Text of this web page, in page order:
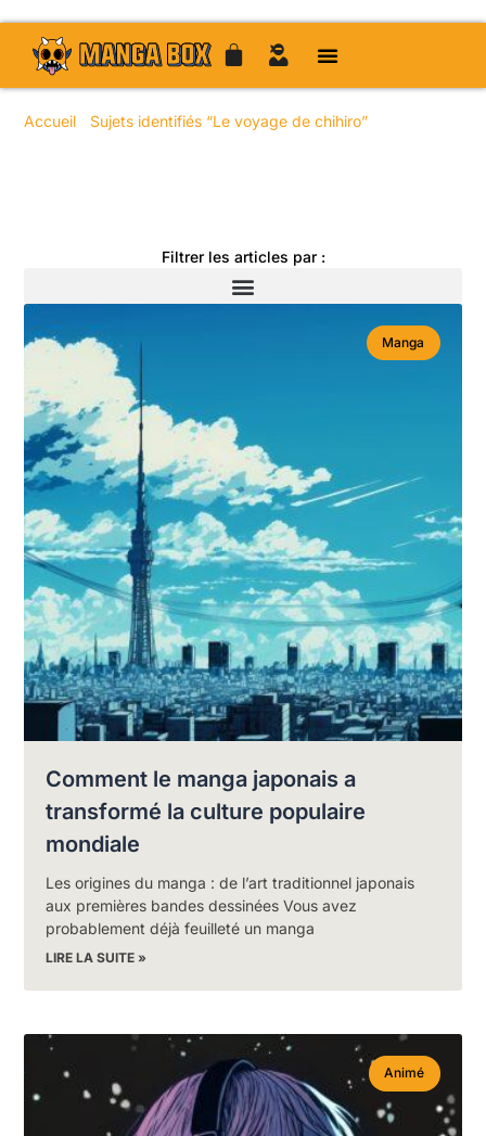
Accueil Sujets identifiés “Le voyage de chihiro”
Filtrer les articles par :
Manga
Comment le manga japonais a
transformé la culture populaire
mondiale
Les origines du manga : de l’art traditionnel japonais
aux premières bandes dessinées Vous avez
probablement déjà feuilleté un manga
LIRE LA SUITE »
Animé